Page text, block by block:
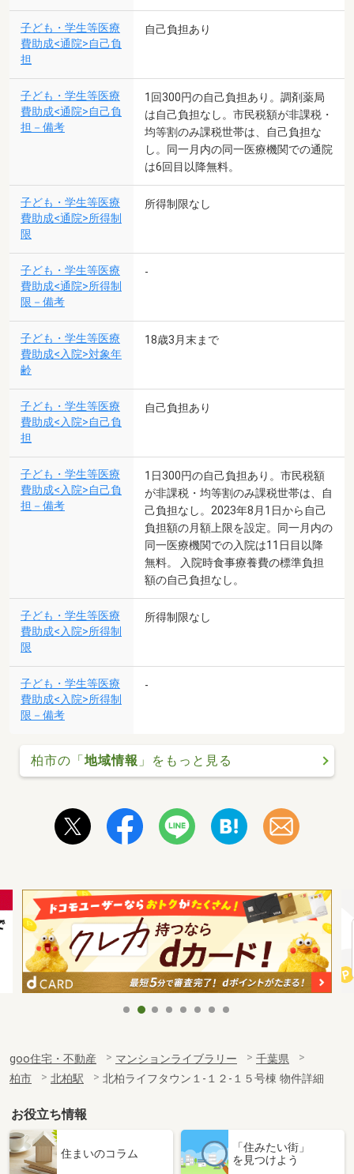
子ども・学生等医療
費助成<通院>自己負
担
自己負担あり
子ども・学生等医療
費助成<通院>自己負
担－備考
1回300円の自己負担あり。調剤薬局
は自己負担なし。市民税額が非課税・
均等割のみ課税世帯は、自己負担な
し。同一月内の同一医療機関での通院
は6回目以降無料。
子ども・学生等医療
費助成<通院>所得制
限
所得制限なし
子ども・学生等医療
費助成<通院>所得制
限－備考
-
子ども・学生等医療
費助成<入院>対象年
齢
18歳3月末まで
子ども・学生等医療
費助成<入院>自己負
担
自己負担あり
子ども・学生等医療
費助成<入院>自己負
担－備考
1日300円の自己負担あり。市民税額
が非課税・均等割のみ課税世帯は、自
己負担なし。2023年8月1日から自己
負担額の月額上限を設定。同一月内の
同一医療機関での入院は11日目以降
無料。 入院時食事療養費の標準負担
額の自己負担なし。
子ども・学生等医療
費助成<入院>所得制
限
所得制限なし
子ども・学生等医療
費助成<入院>所得制
限－備考
-
柏市の「地域情報 」をもっと見る
goo住宅・不動産 マンションライブラリー
千葉県
柏市
北柏駅 北柏ライフタウン１-１２-１５号棟 物件詳細
お役立ち情報
住まいのコラム
「住みたい街」
を見つけよう